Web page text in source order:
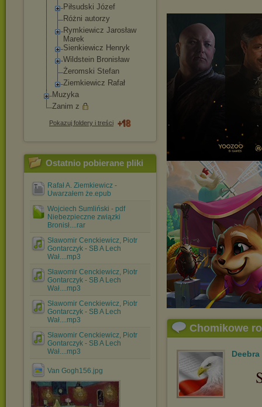
Piłsudski Józef
Różni autorzy
Rymkiewicz Jarosław
Marek
Sienkiewicz Henryk
Wildstein Bronisław
Żeromski Stefan
Ziemkiewicz Rafał
Muzyka
Zanim z
Pokazuj foldery i treści
Ostatnio pobierane pliki
Rafał A. Ziemkiewicz -
Uwarzałem że.epub
Wojciech Sumliński - pdf
Niebezpieczne związki
Bronisł....rar
Sławomir Cenckiewicz, Piotr
Gontarczyk - SB A Lech
Wał....mp3
Sławomir Cenckiewicz, Piotr
Gontarczyk - SB A Lech
Wał....mp3
Sławomir Cenckiewicz, Piotr
Gontarczyk - SB A Lech
Wał....mp3
Sławomir Cenckiewicz, Piotr
Gontarczyk - SB A Lech
Wał....mp3
Van Gogh156.jpg
Chomikowe
Deebra